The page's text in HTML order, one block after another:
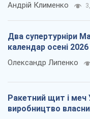
Андрій Клименко
Два супертурніри
календар осені
Олександр Липенко
Ракетний щит і меч
виробництво